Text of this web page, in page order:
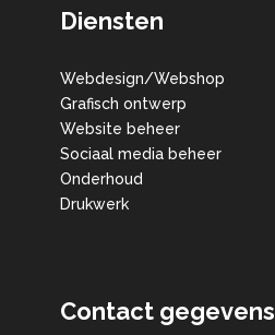
Diensten
Webdesign/Webshop
Grafisch ontwerp
Website beheer
Sociaal media beheer
Onderhoud
Drukwerk
Contact gegevens